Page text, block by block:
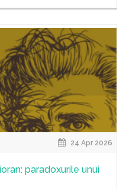
24 Apr 2026
paradoxurile unui